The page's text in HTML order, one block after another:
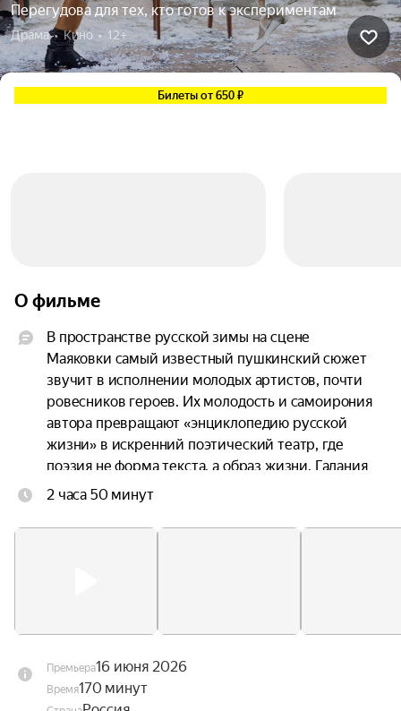
Перегудова для тех, кто готов к экспериментам
Драма  •  Кино  •  12+
Билеты от 650 ₽
О фильме
В пространстве русской зимы на сцене
Маяковки самый известный пушкинский сюжет
звучит в исполнении молодых артистов, почти
ровесников героев. Их молодость и самоирония
автора превращают «энциклопедию русской
жизни» в искренний поэтический театр, где
поэзия не форма текста, а образ жизни. Гадания
с народными песнями, именины, зимняя дорога,
приметы старины, а оживает в современном
народного художника РФ Владимира Арефьева
разные состояния воды проявляют летучесть
авторского слога и переменчивость главного
героя. Снег то укутывает сцену перинами, то
2 часа 50 минут
Премьера16 июня 2026
Время170 минут